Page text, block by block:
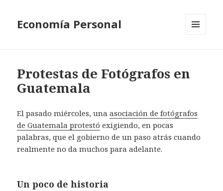
Economía Personal
Protestas de Fotógrafos en
Guatemala
El pasado miércoles, unaasociación de fotógrafos
de Guatemala protestó exigiendo, en pocas
palabras, que el gobierno de un paso atrás cuando
realmente no da muchos para adelante.
Un poco de historia